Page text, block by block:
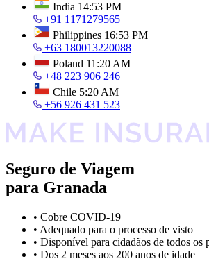
India 14:53 PM
+91 1171279565
Philippines 16:53 PM
+63 180013220088
Poland 11:20 AM
+48 223 906 246
Chile 5:20 AM
+56 926 431 523
Seguro de Viagem
para Granada
• Cobre COVID-19
• Adequado para o processo de visto
• Disponível para cidadãos de todos os
• Dos 2 meses aos 200 anos de idade